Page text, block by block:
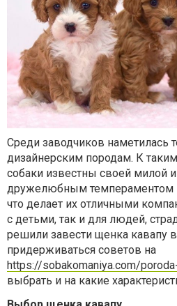
Среди заводчиков наметилась
дизайнерским породам. К
собаки известны своей милой
дружелюбным темпераментом
что делает их отличными
с детьми, так и для людей,
решили завести щенка кавапу
придерживаться советов на
https://sobakomaniya.com/
выбрать и на какие